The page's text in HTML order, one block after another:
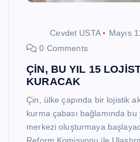
Cevdet USTA
Mayıs
0 Comments
ÇİN, BU YIL 15
KURACAK
Çin, ülke çapında bir lojistik
kurma çabası bağlamında
merkezi oluşturmaya